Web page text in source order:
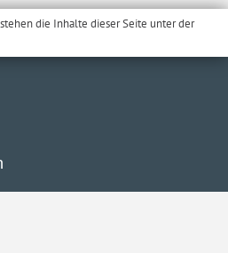
die Inhalte dieser Seite unter der